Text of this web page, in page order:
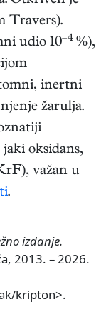
Travers).
udio 10–4 %),
inertni
žarulja.
jaki oksidans,
važan u
.
izdanje.
2013. – 2026.
kripton>.